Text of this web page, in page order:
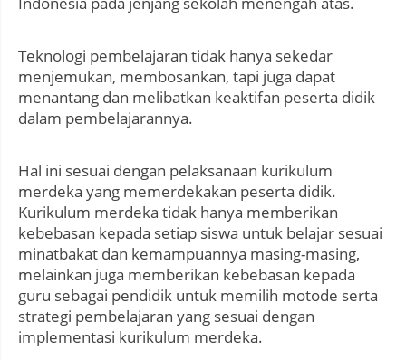
Teknologi pembelajaran tidak hanya sekedar
menjemukan, membosankan, tapi juga dapat
menantang dan melibatkan keaktifan peserta didik
dalam pembelajarannya.
Hal ini sesuai dengan pelaksanaan kurikulum
merdeka yang memerdekakan peserta didik.
Kurikulum merdeka tidak hanya memberikan
kebebasan kepada setiap siswa untuk belajar sesuai
minatbakat dan kemampuannya masing-masing,
melainkan juga memberikan kebebasan kepada
guru sebagai pendidik untuk memilih motode serta
strategi pembelajaran yang sesuai dengan
implementasi kurikulum merdeka.